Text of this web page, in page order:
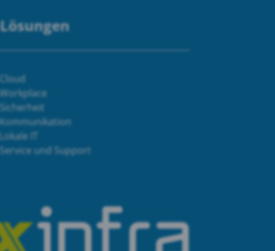
Cloud
Workplace
Sicherheit
Kommunikation
Lokale IT
Service und Support